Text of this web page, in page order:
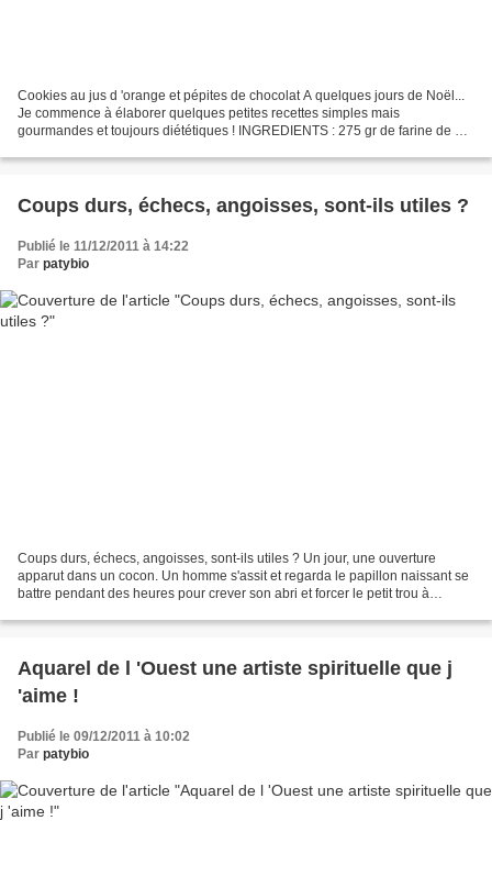
Cookies au jus d 'orange et pépites de chocolat A quelques jours de Noël...
Je commence à élaborer quelques petites recettes simples mais
gourmandes et toujours diététiques ! INGREDIENTS : 275 gr de farine de blé
Coups durs, échecs, angoisses, sont-ils utiles ?
Publié le 11/12/2011 à 14:22
Par patybio
Coups durs, échecs, angoisses, sont-ils utiles ? Un jour, une ouverture
apparut dans un cocon. Un homme s'assit et regarda le papillon naissant se
battre pendant des heures pour crever son abri et forcer le petit trou à
Aquarel de l 'Ouest une artiste spirituelle que j
'aime !
Publié le 09/12/2011 à 10:02
Par patybio